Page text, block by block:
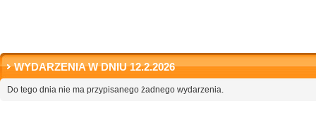
WYDARZENIA W DNIU 12.2.2026
Do tego dnia nie ma przypisanego żadnego wydarzenia.